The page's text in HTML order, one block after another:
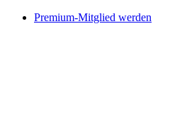
Premium-Mitglied werden